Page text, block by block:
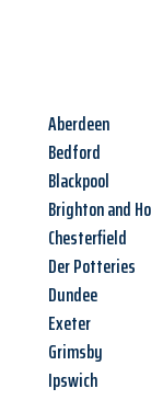
Aberdeen
Bedford
Blackpool
Brighton and
Chesterfield
Der Potteries
Dundee
Exeter
Grimsby
Ipswich